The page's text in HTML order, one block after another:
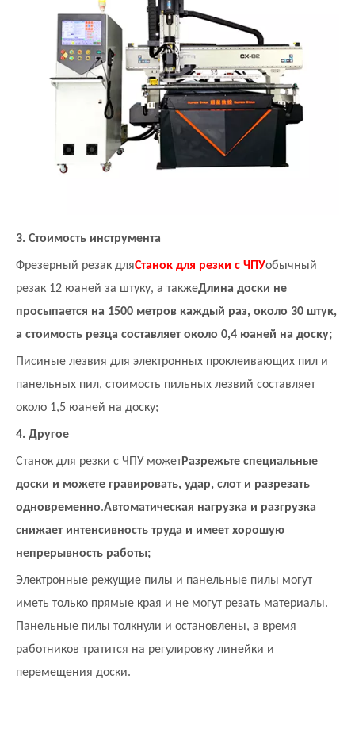
3. Стоимость инструмента
Фрезерный резак дляСтанок для резки с ЧПУобычный
резак 12 юаней за штуку, а такжеДлина доски не
просыпается на 1500 метров каждый раз, около 30 штук,
а стоимость резца составляет около 0,4 юаней на доску;
Писиные лезвия для электронных проклеивающих пил и
панельных пил, стоимость пильных лезвий составляет
около 1,5 юаней на доску;
4. Другое
Станок для резки с ЧПУ можетРазрежьте специальные
доски и можете гравировать, удар, слот и разрезать
одновременно.Автоматическая нагрузка и разгрузка
снижает интенсивность труда и имеет хорошую
непрерывность работы;
Электронные режущие пилы и панельные пилы могут
иметь только прямые края и не могут резать материалы.
Панельные пилы толкнули и остановлены, а время
работников тратится на регулировку линейки и
перемещения доски.